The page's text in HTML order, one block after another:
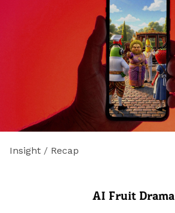
Insight / Recap
AI Fruit Drama